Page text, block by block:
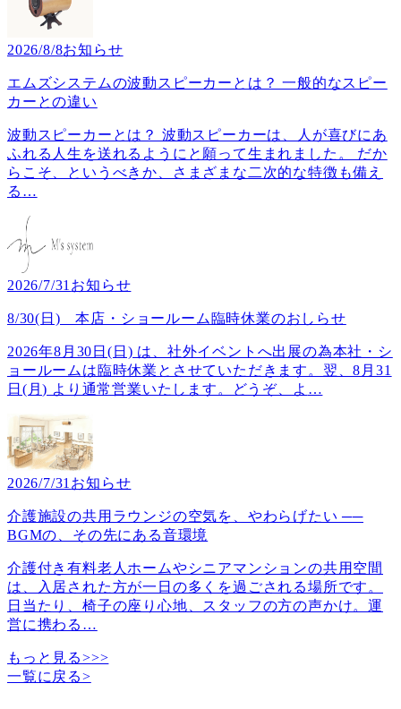
2026/8/8お知らせ
エムズシステムの波動スピーカーとは？ 一般的なスピー
カーとの違い
波動スピーカーとは？ 波動スピーカーは、人が喜びにあ
ふれる人生を送れるようにと願って生まれました。 だか
らこそ、というべきか、さまざまな二次的な特徴も備え
る …
2026/7/31 お知らせ
8/30(日) 本店・ショールーム臨時休業のおしらせ
2026年8月30日(日) は、社外イベントへ出展の為本社・シ
ョールームは臨時休業とさせていただきます。翌、8月31
日(月) より通常営業いたします。どうぞ、よ …
2026/7/31 お知らせ
介護施設の共用ラウンジの空気を、やわらげたい ──
BGMの、その先にある音環境
介護付き有料老人ホームやシニアマンションの共用空間
は、入居された方が一日の多くを過ごされる場所です。
日当たり、椅子の座り心地、スタッフの方の声かけ。運
営に携わる …
もっと見る>>>
一覧に戻る>